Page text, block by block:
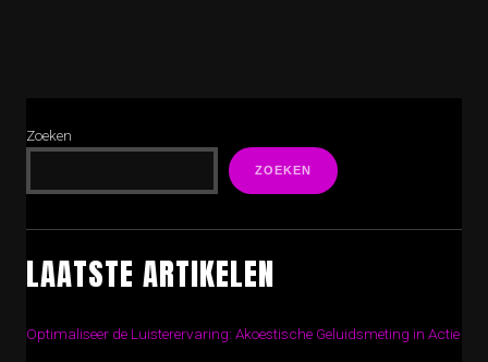
Zoeken
ZOEKEN
LAATSTE ARTIKELEN
Optimaliseer de Luisterervaring: Akoestische Geluidsmeting in Actie